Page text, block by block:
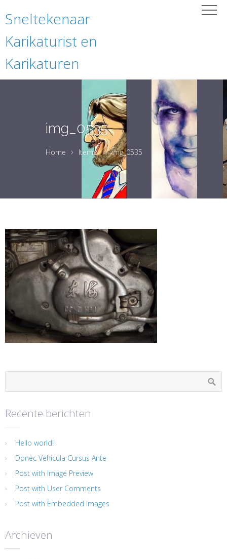
Sneltekenaar
Karikaturist en
Karikaturen
img_0535
Home Items img_0535
Recente berichten
Hello world!
Donec Vehicula Cursus Ante
Post with Image Preview
Post with User Comments
Post with Embedded Images
Archieven